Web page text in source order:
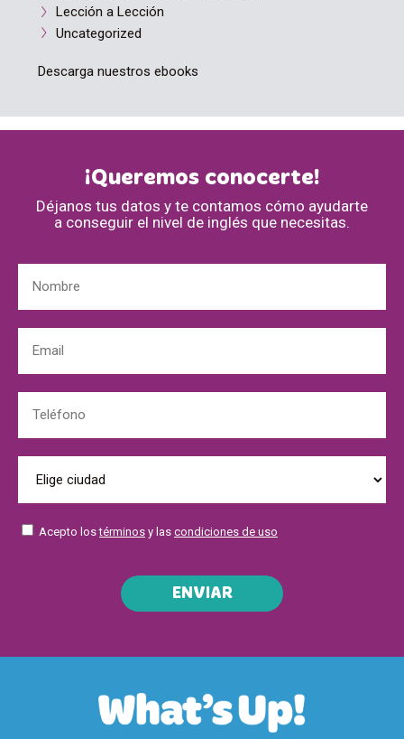
Lección a Lección
Uncategorized
Descarga nuestros ebooks
¡Queremos conocerte!
Déjanos tus datos y te contamos cómo ayudarte
a conseguir el nivel de inglés que necesitas.
Acepto lostérminos y las condiciones de uso
ENVIAR